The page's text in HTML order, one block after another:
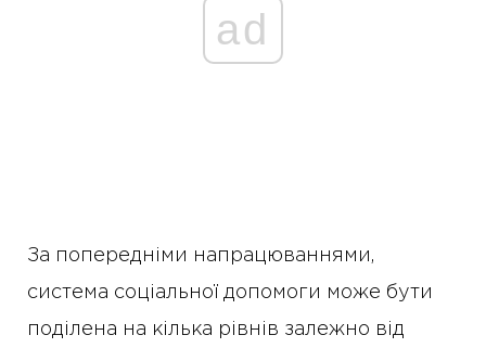
ad
За попередніми напрацюваннями,
система соціальної допомоги може бути
поділена на кілька рівнів залежно від